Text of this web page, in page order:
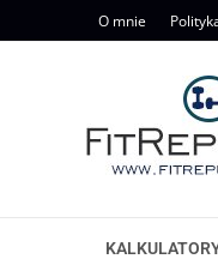
to
O mnie